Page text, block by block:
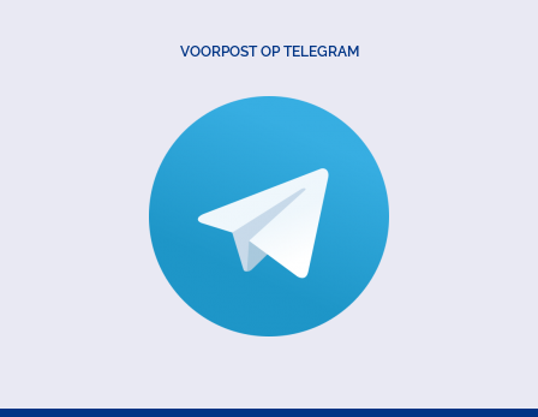
VOORPOST OP TELEGRAM